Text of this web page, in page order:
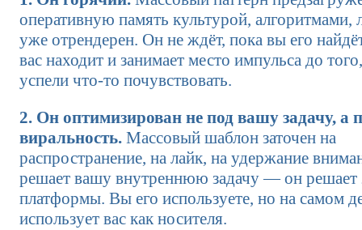
оперативную память культурой, алгоритмами,
уже отрендерен. Он не ждёт, пока вы его
вас находит и занимает место импульса до
успели что-то почувствовать.
2. Он оптимизирован не под вашу задачу, а
виральность. Массовый шаблон заточен на
распространение, на лайк, на удержание
решает вашу внутреннюю задачу — он решает
платформы. Вы его используете, но на самом
использует вас как носителя.